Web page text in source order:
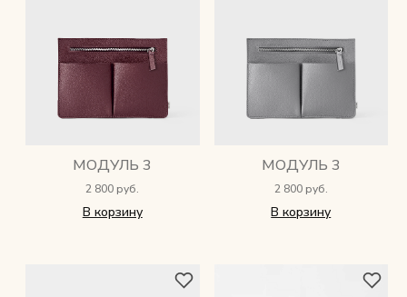
МОДУЛЬ 3
2 800 руб.
В корзину
МОДУЛЬ 3
2 800 руб.
В корзину